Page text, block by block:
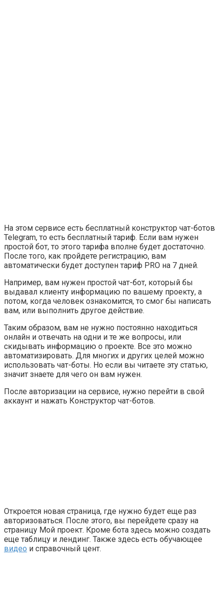
На этом сервисе есть бесплатный конструктор чат-ботов
Telegram, то есть бесплатный тариф. Если вам нужен
простой бот, то этого тарифа вполне будет достаточно.
После того, как пройдете регистрацию, вам
автоматически будет доступен тариф PRO на 7 дней.
Например, вам нужен простой чат-бот, который бы
выдавал клиенту информацию по вашему проекту, а
потом, когда человек ознакомится, то смог бы написать
вам, или выполнить другое действие.
Таким образом, вам не нужно постоянно находиться
онлайн и отвечать на одни и те же вопросы, или
скидывать информацию о проекте. Все это можно
автоматизировать. Для многих и других целей можно
использовать чат-боты. Но если вы читаете эту статью,
значит знаете для чего он вам нужен.
После авторизации на сервисе, нужно перейти в свой
аккаунт и нажать Конструктор чат-ботов.
Откроется новая страница, где нужно будет еще раз
авторизоваться. После этого, вы перейдете сразу на
страницу Мой проект. Кроме бота здесь можно создать
еще таблицу и лендинг. Также здесь есть обучающее
видео и справочный цент.